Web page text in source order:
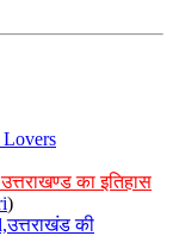
Lovers
का इतिहास
)
की